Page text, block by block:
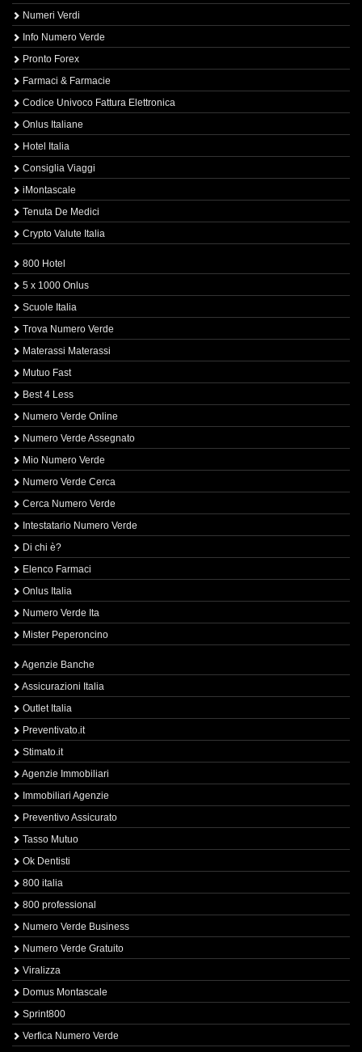
Numeri Verdi
Info Numero Verde
Pronto Forex
Farmaci & Farmacie
Codice Univoco Fattura Elettronica
Onlus Italiane
Hotel Italia
Consiglia Viaggi
iMontascale
Tenuta De Medici
Crypto Valute Italia
800 Hotel
5 x 1000 Onlus
Scuole Italia
Trova Numero Verde
Materassi Materassi
Mutuo Fast
Best 4 Less
Numero Verde Online
Numero Verde Assegnato
Mio Numero Verde
Numero Verde Cerca
Cerca Numero Verde
Intestatario Numero Verde
Di chi è?
Elenco Farmaci
Onlus Italia
Numero Verde Ita
Mister Peperoncino
Agenzie Banche
Assicurazioni Italia
Outlet Italia
Preventivato.it
Stimato.it
Agenzie Immobiliari
Immobiliari Agenzie
Preventivo Assicurato
Tasso Mutuo
Ok Dentisti
800 italia
800 professional
Numero Verde Business
Numero Verde Gratuito
Viralizza
Domus Montascale
Sprint800
Verfica Numero Verde